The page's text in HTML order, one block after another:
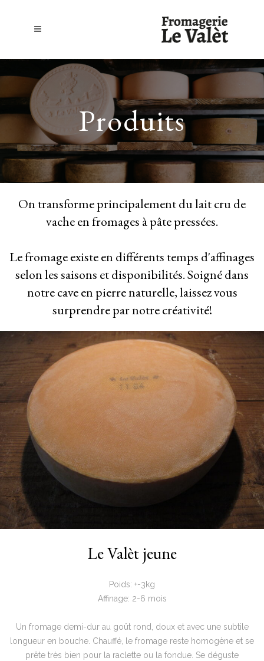
Produits
On transforme principalement du lait cru de
vache en fromages à pâte pressées.
Le fromage existe en différents temps d'affinages
selon les saisons et disponibilités. Soigné dans
notre cave en pierre naturelle, laissez vous
surprendre par notre créativité!
Le Valèt jeune
Poids: +-3kg
Affinage: 2-6 mois
Un fromage demi-dur au goût rond, doux et avec une subtile
longueur en bouche. Chauffé, le fromage reste homogène et se
prête très bien pour la raclette ou la fondue. Se déguste